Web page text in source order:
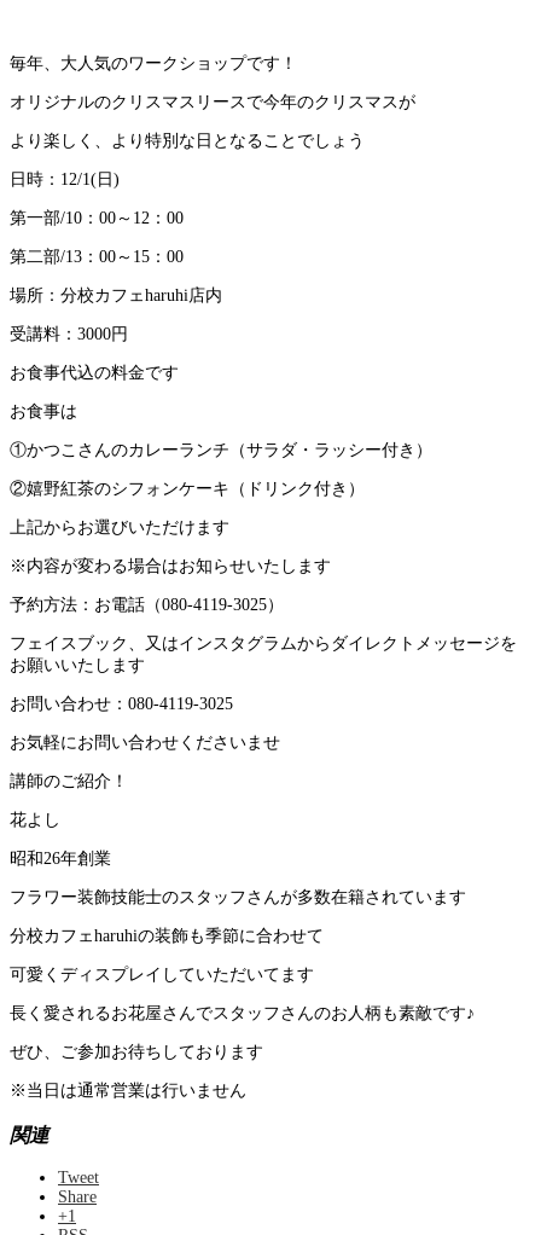
毎年、大人気のワークショップです！
オリジナルのクリスマスリースで今年のクリスマスが
より楽しく、より特別な日となることでしょう
日時：12/1(日)
第一部/10：00～12：00
第二部/13：00～15：00
場所：分校カフェharuhi店内
受講料：3000円
お食事代込の料金です
お食事は
①かつこさんのカレーランチ（サラダ・ラッシー付き）
②嬉野紅茶のシフォンケーキ（ドリンク付き）
上記からお選びいただけます
※内容が変わる場合はお知らせいたします
予約方法：お電話（080-4119-3025）
フェイスブック、又はインスタグラムからダイレクトメッセージを
お願いいたします
お問い合わせ：080-4119-3025
お気軽にお問い合わせくださいませ
講師のご紹介！
花よし
昭和26年創業
フラワー装飾技能士のスタッフさんが多数在籍されています
分校カフェharuhiの装飾も季節に合わせて
可愛くディスプレイしていただいてます
長く愛されるお花屋さんでスタッフさんのお人柄も素敵です♪
ぜひ、ご参加お待ちしております
※当日は通常営業は行いません
関連
Tweet
Share
+1